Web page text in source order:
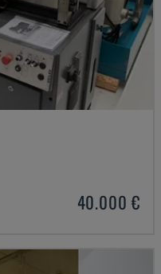
40.000 €